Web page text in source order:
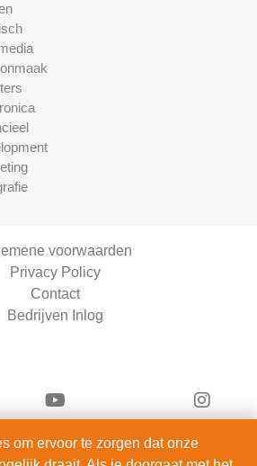
voorwaarden
Privacy Policy
Contact
Bedrijven Inlog
is onderdeel van
om ervoor te zorgen dat onze